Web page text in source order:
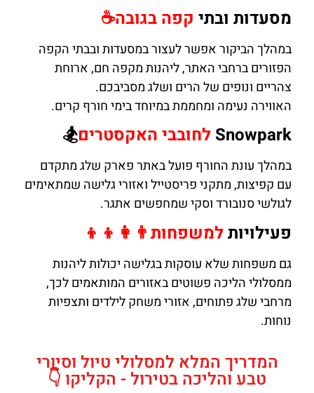
מסעדות ובתי קפה בגובה☕
במהלך הביקור אפשר לעצור במסעדות ובבתי הקפה
הפזורים ברחבי האתר, ליהנות מקפה חם, ארוחת
צהריים ונופים של הרים ושלג מסביבכם.
האווירה נעימה ומחממת במיוחד בימי חורף קרים.
Snowpark לחובבי האקסטרים🏂
במהלך עונת החורף פועל באתר פארק שלג מתקדם
עם קפיצות, מתקני פריסטייל ואזורי גלישה שמתאימים
לגולשי סנובורד וסקי שמחפשים אתגר.
פעילויותלמשפחות👨‍👩‍👦‍👦
גם משפחות שלא עוסקות בגלישה יכולות ליהנות
ממסלולי הליכה פשוטים באזורים המותאמים לכך,
מרחבי שלג פתוחים, אזורי משחק לילדים ותצפיות
נוחות.
המדריך המלא למסלולי טיול וסיורי
טבע והליכה בטירול - הקליקו 👇